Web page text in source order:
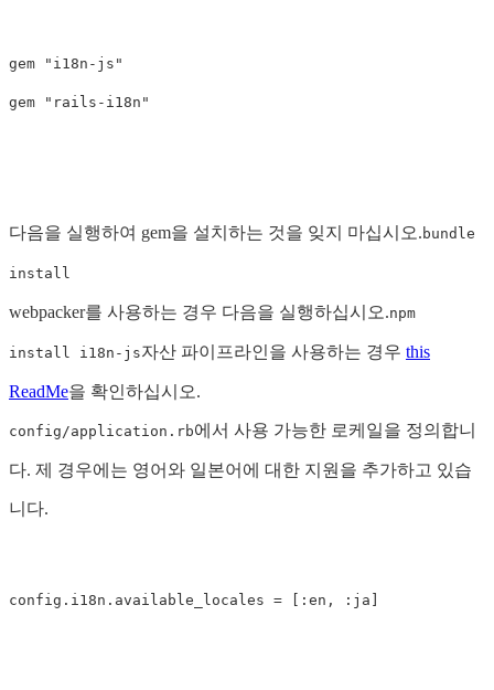
gem "i18n-js"
다음을 실행하여 gem을 설치하는 것을 잊지 마십시오. bundle
install
webpacker를 사용하는 경우 다음을 실행하십시오.npm
install i18n-js자산 파이프라인을 사용하는 경우 this
ReadMe을 확인하십시오.
config/application.rb에서 사용 가능한 로케일을 정의합니
다. 제 경우에는 영어와 일본어에 대한 지원을 추가하고 있습
니다.